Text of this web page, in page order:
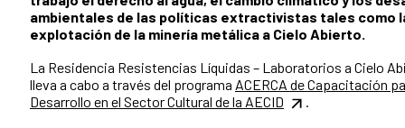
ambientales de las políticas extractivistas tales como
explotación de la minería metálica a Cielo Abierto.
La Residencia Resistencias Líquidas – Laboratorios a Cielo
lleva a cabo a través del programa ACERCA de Capacitación
Desarrollo en el Sector Cultural de la AECID
.